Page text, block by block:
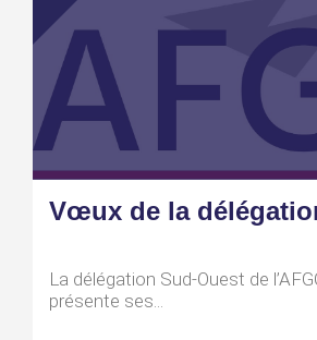
Vœux de la
La délégation Sud-Ouest de
présente ses...